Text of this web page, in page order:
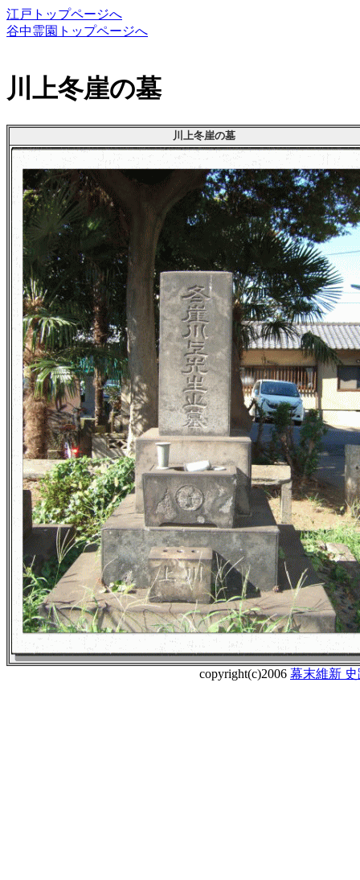
江戸トップページへ
谷中霊園トップページへ
川上冬崖の墓
川上冬崖の墓
copyright(c)2006 幕末維新